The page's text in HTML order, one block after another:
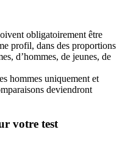
obligatoirement être
profil, dans des proportions
d’hommes, de jeunes, de
hommes uniquement et
deviendront
votre test